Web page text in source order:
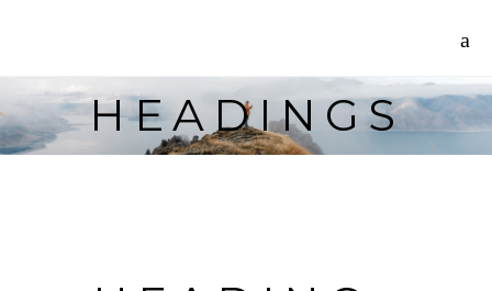
HEADINGS